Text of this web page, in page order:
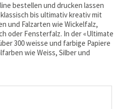
bestellen und drucken lassen
bis ultimativ kreativ mit
und Falzarten wie Wickelfalz,
oder Fensterfalz. In der «Ultimate
300 weisse und farbige Papiere
wie Weiss, Silber und